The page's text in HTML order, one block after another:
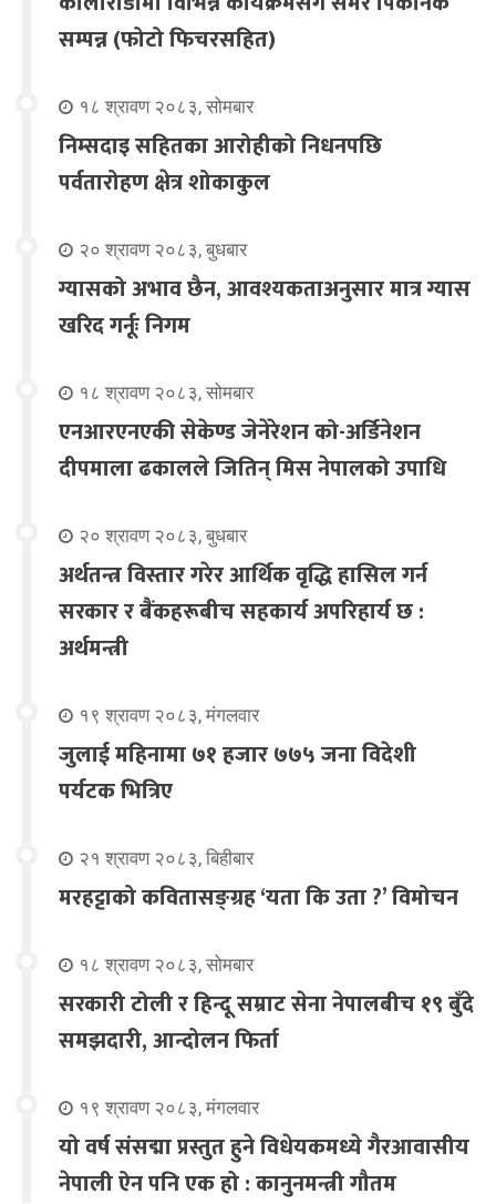
सम्पन्न (फोटो फिचरसहित)
१८ श्रावण २०८३, सोमबार
निम्सदाइ सहितका आरोहीको निधनपछि
पर्वतारोहण क्षेत्र शोकाकुल
२० श्रावण २०८३, बुधबार
ग्यासको अभाव छैन, आवश्यकताअनुसार मात्र ग्यास
खरिद गर्नूः निगम
१८ श्रावण २०८३, सोमबार
एनआरएनएकी सेकेण्ड जेनेरेशन को-अर्डिनेशन
दीपमाला ढकालले जितिन् मिस नेपालको उपाधि
२० श्रावण २०८३, बुधबार
अर्थतन्त्र विस्तार गरेर आर्थिक वृद्धि हासिल गर्न
सरकार र बैंकहरूबीच सहकार्य अपरिहार्य छ :
अर्थमन्त्री
१९ श्रावण २०८३, मंगलवार
जुलाई महिनामा ७१ हजार ७७५ जना विदेशी
पर्यटक भित्रिए
२१ श्रावण २०८३, बिहीबार
मरहट्टाको कवितासङ्ग्रह ‘यता कि उता ?’ विमोचन
१८ श्रावण २०८३, सोमबार
सरकारी टोली र हिन्दू सम्राट सेना नेपालबीच १९ बुँदे
समझदारी, आन्दोलन फिर्ता
१९ श्रावण २०८३, मंगलवार
यो वर्ष संसद्मा प्रस्तुत हुने विधेयकमध्ये गैरआवासीय
नेपाली ऐन पनि एक हो : कानुनमन्त्री गौतम